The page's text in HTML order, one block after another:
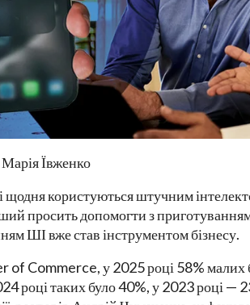
Ївженко
щодня користуються штучним
просить допомогти з
ШІ вже став інструментом бізнесу.
of Commerce, у 2025 році 58%
році таких було 40%, у 2023 році —